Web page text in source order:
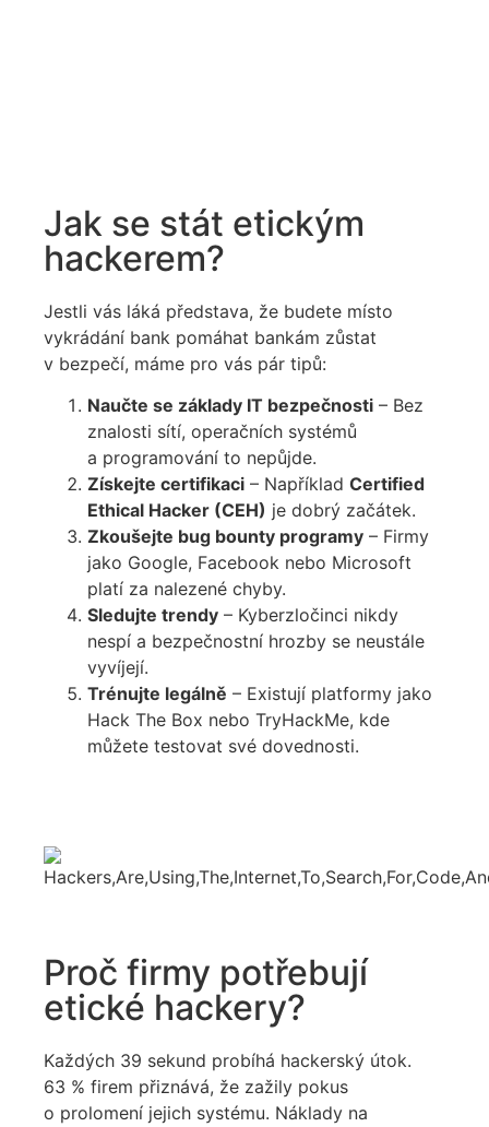
Jak se stát etickým
hackerem?
Jestli vás láká představa, že budete místo
vykrádání bank pomáhat bankám zůstat
v bezpečí, máme pro vás pár tipů:
Naučte se základy IT bezpečnosti – Bez
znalosti sítí, operačních systémů
a programování to nepůjde.
Získejte certifikaci – Například Certified
Ethical Hacker (CEH) je dobrý začátek.
Zkoušejte bug bounty programy – Firmy
jako Google, Facebook nebo Microsoft
platí za nalezené chyby.
Sledujte trendy – Kyberzločinci nikdy
nespí a bezpečnostní hrozby se neustále
vyvíjejí.
Trénujte legálně – Existují platformy jako
Hack The Box nebo TryHackMe, kde
můžete testovat své dovednosti.
Proč firmy potřebují
etické hackery?
Každých 39 sekund probíhá hackerský útok.
63 % firem přiznává, že zažily pokus
o prolomení jejich systému. Náklady na